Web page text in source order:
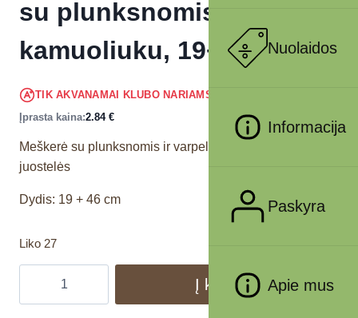
Nuolaidos
Informacija
Paskyra
Apie mus
su plunksnomis ir
kamuoliuku, 19+46 cm
TIK AKVANAMAI KLUBO NARIAMS
Įprasta kaina:2.84 €
Meškerė su plunksnomis ir varpeliu ant guminės
juostelės
Dydis: 19 + 46 cm
Liko 27
Į krepšelį